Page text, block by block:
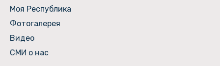
Моя Республика
Фотогалерея
Видео
СМИ о нас